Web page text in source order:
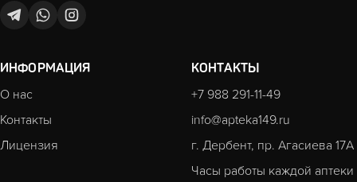
ИНФОРМАЦИЯ
О нас
Контакты
Лицензия
КОНТАКТЫ
+7 988 291-11-49
info@apteka149.ru
г. Дербент, пр. Агасиева 17А
Часы работы каждой аптеки